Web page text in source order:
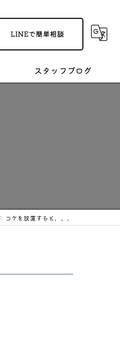
LINEで簡単相談
スタッフブログ
コケを放置すると、、、